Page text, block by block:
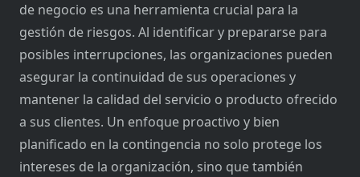
de negocio es una herramienta crucial para la
gestión de riesgos. Al identificar y prepararse para
posibles interrupciones, las organizaciones pueden
asegurar la continuidad de sus operaciones y
mantener la calidad del servicio o producto ofrecido
a sus clientes. Un enfoque proactivo y bien
planificado en la contingencia no solo protege los
intereses de la organización, sino que también